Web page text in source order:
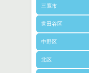
三鷹市
世田谷区
中野区
北区